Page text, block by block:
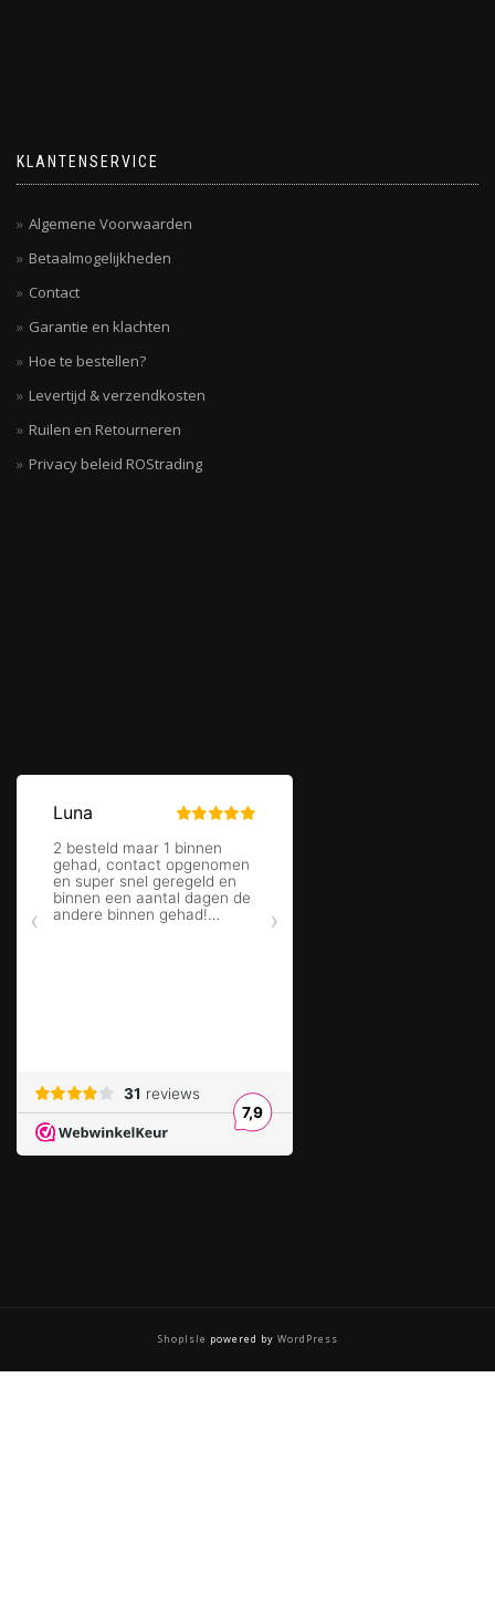
KLANTENSERVICE
Algemene Voorwaarden
Betaalmogelijkheden
Contact
Garantie en klachten
Hoe te bestellen?
Levertijd & verzendkosten
Ruilen en Retourneren
Privacy beleid ROStrading
ShopIsle powered by WordPress